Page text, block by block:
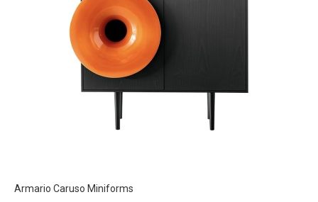
Armario Caruso Miniforms